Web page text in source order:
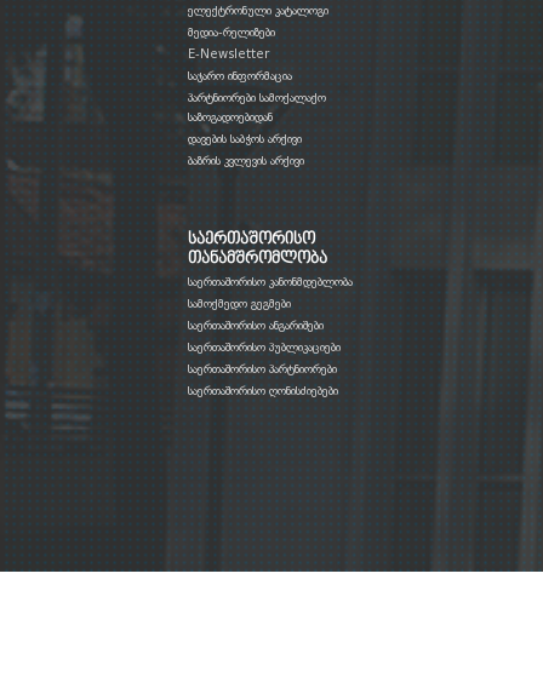
ელექტრონული კატალოგი
მედია-რელიზები
E-Newsletter
საჯარო ინფორმაცია
პარტნიორები სამოქალაქო
საზოგადოებიდან
დავების საბჭოს არქივი
ბაზრის კვლევის არქივი
საერთაშორისო
თანამშრომლობა
საერთაშორისო კანონმდებლობა
სამოქმედო გეგმები
საერთაშორისო ანგარიშები
საერთაშორისო პუბლიკაციები
საერთაშორისო პარტნიორები
საერთაშორისო ღონისძიებები